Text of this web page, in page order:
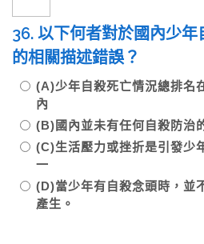
36. 以下何者對於國內少年
的相關描述錯誤？
(A)少年自殺死亡情況總排名
內
(B)國內並未有任何自殺防治
(C)生活壓力或挫折是引發少
一
(D)當少年有自殺念頭時，並
產生。